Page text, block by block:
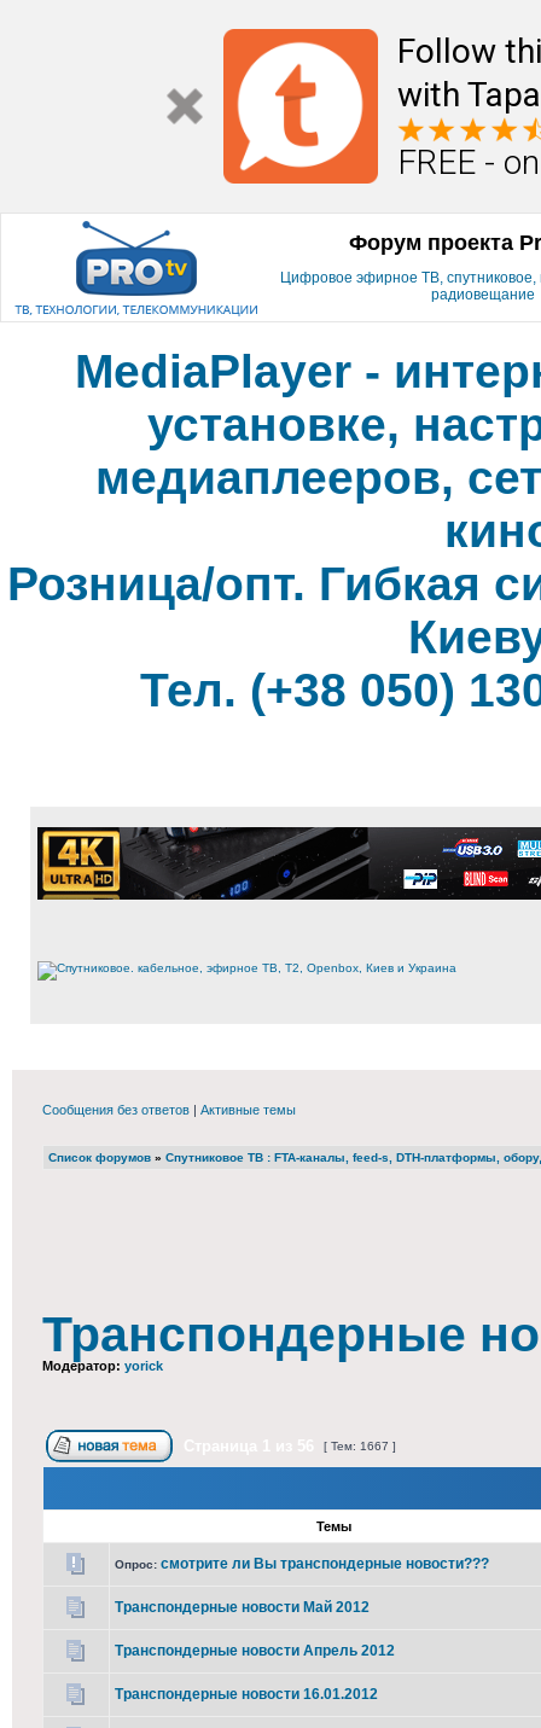
Follow
with
FREE -
Форум проекта
Цифровое эфирное ТВ, спутниковое,
радиовещание
MediaPlayer -
установке,
медиаплееров,
Розница/опт. Гибкая
Тел. (+38 050)
Сообщения без ответов | Активные темы
Список форумов » Cпутниковое ТВ : FTA-каналы, feed-s, DTH-платформы,
Транспондерные
Модератор: yorick
[ Тем: 1667 ]
Темы
Опрос: смотрите ли Вы транспондерные новости???
Транспондерные новости Май 2012
Транспондерные новости Апрель 2012
Транспондерные новости 16.01.2012